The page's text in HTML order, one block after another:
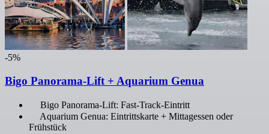
-5%
Bigo Panorama-Lift + Aquarium Genua
Bigo Panorama-Lift: Fast-Track-Eintritt
Aquarium Genua: Eintrittskarte + Mittagessen oder
Frühstück